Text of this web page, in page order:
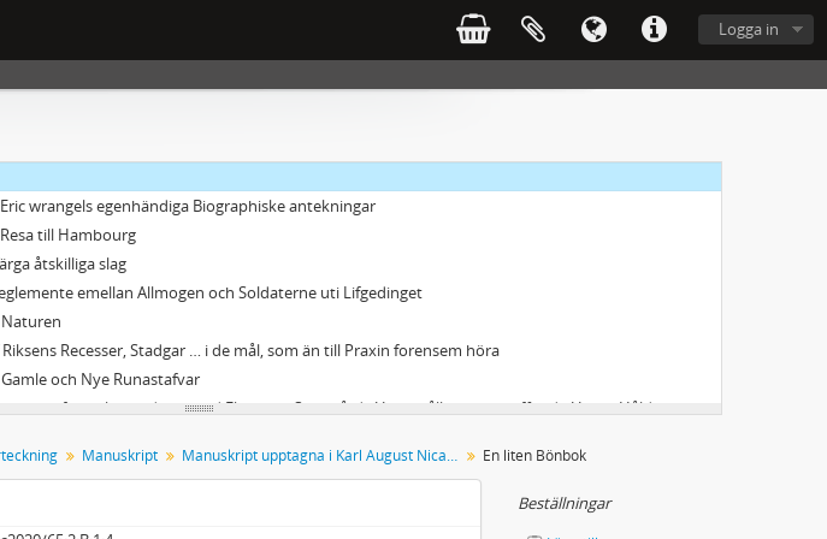
Logga in
Karl August Nicanders handskrivna katalog
Lappmark på Kong. Majts befallning af von Quist och Helant
wrangels egenhändiga Biographiske antekningar
till Hambourg
åtskilliga slag
emellan Allmogen och Soldaterne uti Lifgedinget
Recesser, Stadgar … i de mål, som än till Praxin forensem höra
och Nye Runastafvar
alt hwad som wid Ekebergs Sätergårds Uthushållning, beträffande Uthus-Håldningen, kommer at i ackt-tagas och efterföljas
af år 1723
warande Stat beskrefven af Magist. Mart. Kamecker uti thess Privata Collegio 1731
Manuskript Manuskript upptagna i Karl August Nicanders handskrivna katalog En liten Bönbok
Beställningar